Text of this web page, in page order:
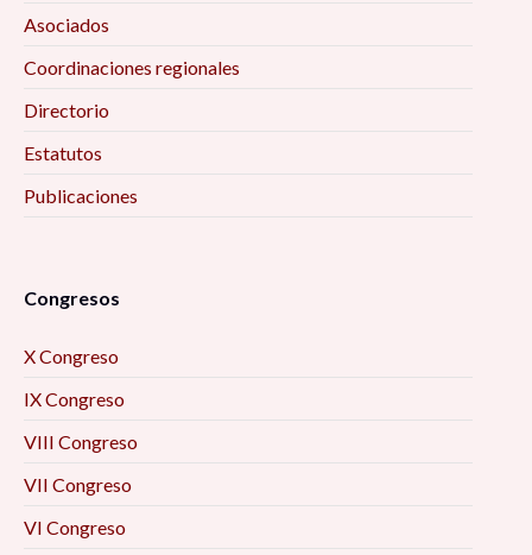
Asociados
Coordinaciones regionales
Directorio
Estatutos
Publicaciones
Congresos
X Congreso
IX Congreso
VIII Congreso
VII Congreso
VI Congreso